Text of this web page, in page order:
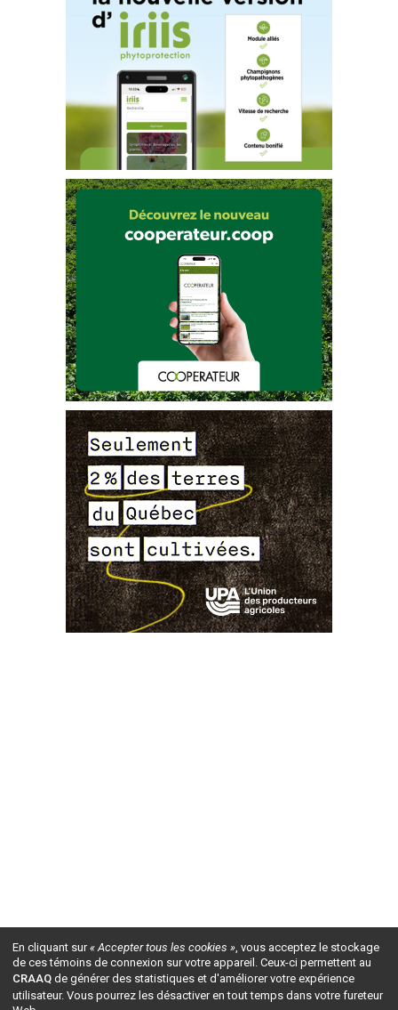
En cliquant sur« Accepter tous les cookies », vous acceptez le stockage
de ces témoins de connexion sur votre appareil. Ceux-ci permettent au
CRAAQ de générer des statistiques et d'améliorer votre expérience
utilisateur. Vous pourrez les désactiver en tout temps dans votre fureteur